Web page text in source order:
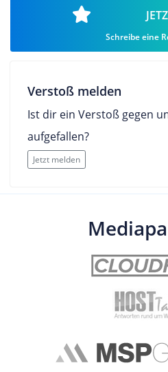
Schreibe eine
Verstoß melden
Ist dir ein Verstoß gegen
aufgefallen?
Jetzt melden